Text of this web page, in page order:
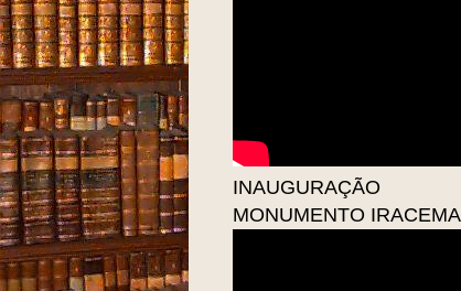
INAUGURAÇÃO
MONUMENTO IRACEMA